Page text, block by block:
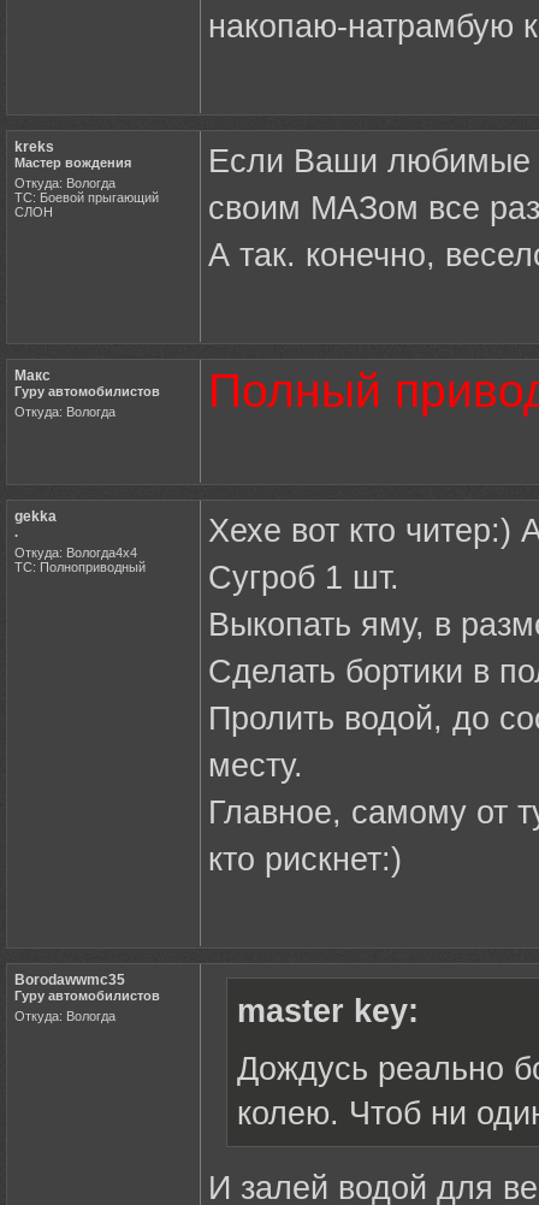
накопаю-натрамбую
kreks
Мастер вождения
Откуда: Вологда
ТС: Боевой прыгающий
СЛОН
Если Ваши любимые
своим МАЗом все
А так. конечно,
Макс
Гуру автомобилистов
Откуда: Вологда
Полный
gekka
.
Откуда: Вологда4х4
ТС: Полноприводный
Хехе вот кто читер:)
Сугроб 1 шт.
Выкопать яму, в
Сделать бортики в
Пролить водой, до
месту.
Главное, самому от
кто рискнет:)
Borodawwmc35
Гуру автомобилистов
Откуда: Вологда
master key:
Дождусь реально
колею. Чтоб ни
И залей водой для